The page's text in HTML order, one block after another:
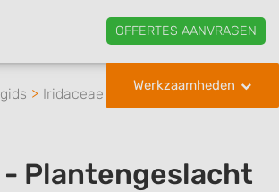
OFFERTES AANVRAGEN
Werkzaamheden
Iridaceae Libertia
Plantengeslacht